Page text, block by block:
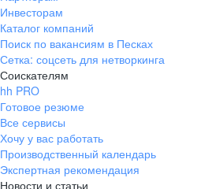
Инвесторам
Каталог компаний
Поиск по вакансиям в Песках
Сетка: соцсеть для нетворкинга
Соискателям
hh PRO
Готовое резюме
Все сервисы
Хочу у вас работать
Производственный календарь
Экспертная рекомендация
Новости и статьи